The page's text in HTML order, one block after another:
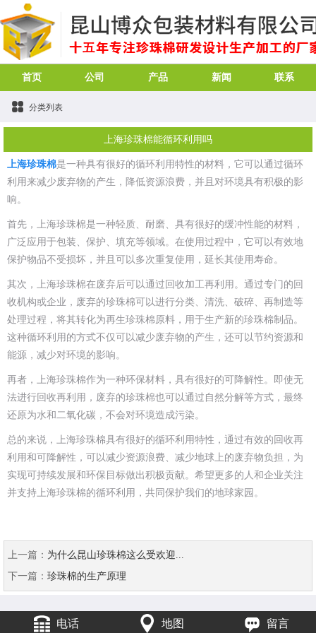
首页 公司 产品 新闻 联系
分类列表
上海珍珠棉能循环利用吗
上海珍珠棉是一种具有很好的循环利用特性的材料，它可以通过循环
利用来减少废弃物的产生，降低资源浪费，并且对环境具有积极的影
响。
首先，上海珍珠棉是一种轻质、耐磨、具有很好的缓冲性能的材料，
广泛应用于包装、保护、填充等领域。在使用过程中，它可以有效地
保护物品不受损坏，并且可以多次重复使用，延长其使用寿命。
其次，上海珍珠棉在废弃后可以通过回收加工再利用。通过专门的回
收机构或企业，废弃的珍珠棉可以进行分类、清洗、破碎、再制造等
处理过程，将其转化为再生珍珠棉原料，用于生产新的珍珠棉制品。
这种循环利用的方式不仅可以减少废弃物的产生，还可以节约资源和
能源，减少对环境的影响。
再者，上海珍珠棉作为一种环保材料，具有很好的可降解性。即使无
法进行回收再利用，废弃的珍珠棉也可以通过自然分解等方式，最终
还原为水和二氧化碳，不会对环境造成污染。
总的来说，上海珍珠棉具有很好的循环利用特性，通过有效的回收再
利用和可降解性，可以减少资源浪费、减少地球上的废弃物负担，为
实现可持续发展和环保目标做出积极贡献。希望更多的人和企业关注
并支持上海珍珠棉的循环利用，共同保护我们的地球家园。
上一篇： 为什么昆山珍珠棉这么受欢迎...
下一篇： 珍珠棉的生产原理
电话 地图 留言